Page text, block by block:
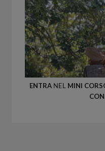
ENTRA NEL MINI